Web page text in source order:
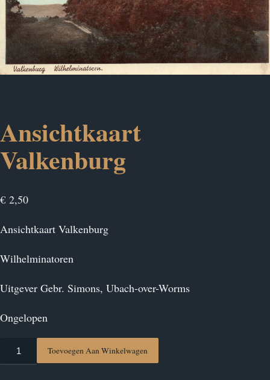
Ansichtkaart
Valkenburg
€ 2,50
Ansichtkaart Valkenburg
Wilhelminatoren
Uitgever Gebr. Simons, Ubach-over-Worms
Ongelopen
Ansichtkaart
Valkenburg
Toevoegen Aan Winkelwagen